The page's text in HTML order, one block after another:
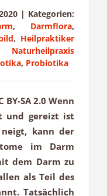
| Kategorien:
, Darmflora,
, Heilpraktiker
Naturheilpraxis
, Probiotika
SA 2.0 Wenn
und gereizt ist
kann der
im Darm
dem Darm zu
als Teil des
Tatsächlich